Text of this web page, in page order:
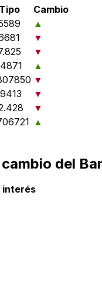
Tipo
Cambio
▲
▼
▼
▲
▼
▼
▼
▲
del
interés